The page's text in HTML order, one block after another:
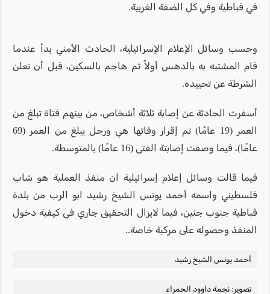
في قباطية وفي كل الضفة الغربية.
وحسب وسائل الإعلام الإسرائيلية، الحادث الأمني بدأ عندما
قام المشتبه به بالدهس أولاً ثم هاجم بالسكين، قبل أن تعلن
الشرطة عن تحييده.
أسفرت الحادثة عن إصابة ثلاثة أشخاص، من بينهم فتاة تبلغ من
العمر (19 عامًا) تم إقرار وفاتها هي ورجل يبلغ من العمر (69
عامًا)، فيما وصفت إصابتة الفتى (16 عامًا) بالمتوسطة.
فيما قالت وسائل إعلام إسرائيلية ان منفذ العملية هو شاب
فلسطيني واسمه أحمد يونس الشيخ رشيد ابو الرب من بلدة
قباطية جنوب جنين، فيما لايزال التحقيق جاري في كيفية دخول
المنفذ وحصوله على مركبة خاصة..
أحمد يونس الشيخ رشيد
تصوير: نجمة داوود الحمراء